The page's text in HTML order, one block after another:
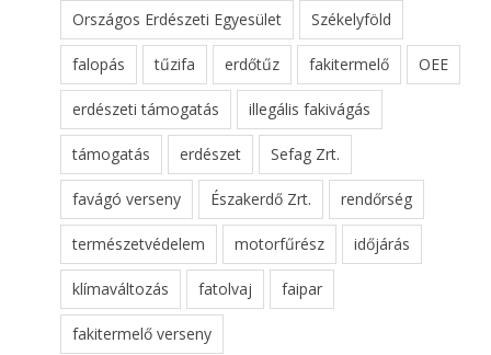
Országos Erdészeti Egyesület Székelyföld
falopás tűzifa erdőtűz fakitermelő OEE
erdészeti támogatás illegális fakivágás
támogatás erdészet Sefag Zrt.
favágó verseny Északerdő Zrt. rendőrség
természetvédelem motorfűrész időjárás
klímaváltozás fatolvaj faipar
fakitermelő verseny